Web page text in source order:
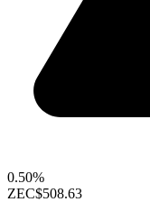
0.50%
ZEC$508.63